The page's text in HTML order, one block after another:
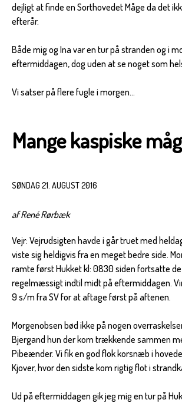
dejligt at finde en Sorthovedet Måge da det
efterår.
Både mig og Ina var en tur på stranden og i
eftermiddagen, dog uden at se noget som
Vi satser på flere fugle i morgen…
Mange kaspiske
SØNDAG 21. AUGUST 2016
af René Rørbæk
Vejr: Vejrudsigten havde i går truet med
viste sig heldigvis fra en meget bedre side.
ramte først Hukket kl: 0830 siden fortsatte
regelmæssigt indtil midt på eftermiddagen.
9 s/m fra SV for at aftage først på aftenen.
Morgenobsen bød ikke på nogen
Bjergand hun der kom trækkende sammen
Pibeænder. Vi fik en god flok korsnæb i
Kjover, hvor den sidste kom rigtig flot i
Ud på eftermiddagen gik jeg mig en tur på